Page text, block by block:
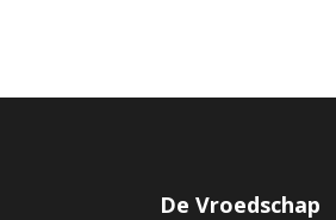
De Vroedschap